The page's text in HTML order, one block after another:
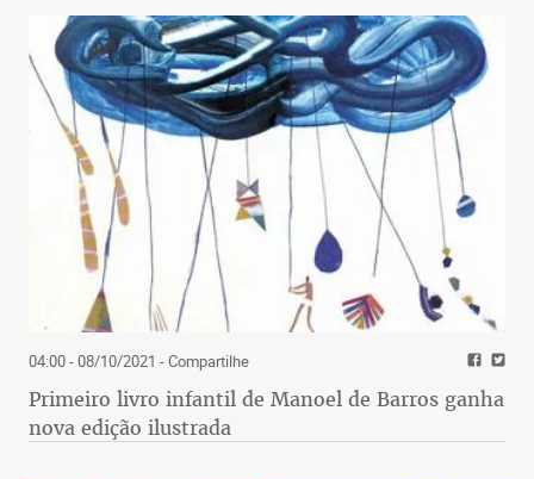
04:00 - 08/10/2021 - Compartilhe
Primeiro livro infantil de Manoel de Barros ganha
nova edição ilustrada